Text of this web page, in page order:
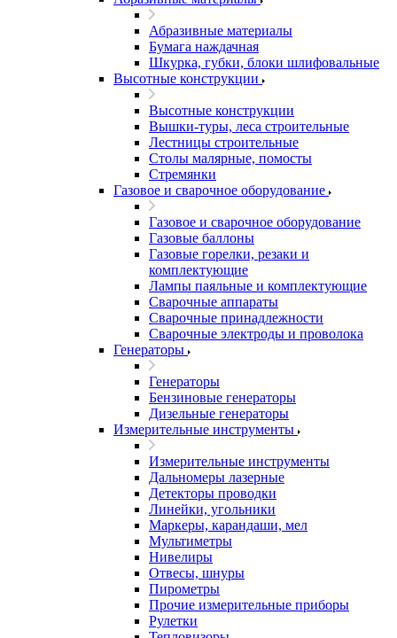
Абразивные материалы
Бумага наждачная
Шкурка, губки, блоки шлифовальные
Высотные конструкции
Высотные конструкции
Вышки-туры, леса строительные
Лестницы строительные
Столы малярные, помосты
Стремянки
Газовое и сварочное оборудование
Газовое и сварочное оборудование
Газовые баллоны
Газовые горелки, резаки и
комплектующие
Лампы паяльные и комплектующие
Сварочные аппараты
Сварочные принадлежности
Сварочные электроды и проволока
Генераторы
Генераторы
Бензиновые генераторы
Дизельные генераторы
Измерительные инструменты
Измерительные инструменты
Дальномеры лазерные
Детекторы проводки
Линейки, угольники
Маркеры, карандаши, мел
Мультиметры
Нивелиры
Отвесы, шнуры
Пирометры
Прочие измерительные приборы
Рулетки